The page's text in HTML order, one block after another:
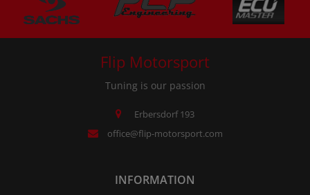
Flip Motorsport
Tuning is our passion
Erbersdorf 193
office@flip-motorsport.com
INFORMATION